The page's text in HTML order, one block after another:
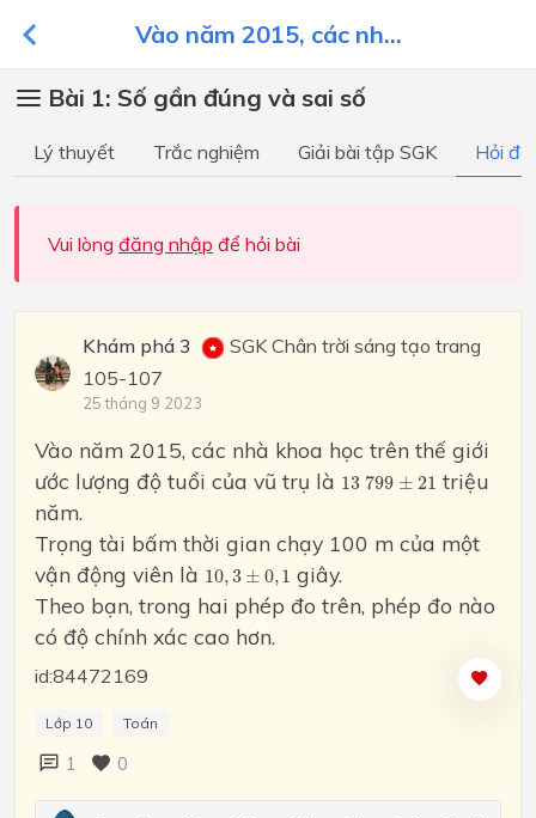
Vào năm 2015, các nh...
Bài 1: Số gần đúng và sai số
Lý thuyết Trắc nghiệm Giải bài tập SGK Hỏi
Vui lòng đăng nhập để hỏi bài
Khám phá 3
SGK Chân trời sáng tạo trang
105-107
25 tháng 9 2023
Vào năm 2015, các nhà khoa học trên thế giới
ước lượng độ tuổi của vũ trụ là 13 799 ± 21
13 799 ± 21 triệu
năm.
Trọng tài bấm thời gian chạy 100 m của một
vận động viên là 10,3 ± 0,1
10 3 ± 0,1 giây.
Theo bạn, trong hai phép đo trên, phép đo nào
có độ chính xác cao hơn.
id:84472169
Lớp 10 Toán
1 0